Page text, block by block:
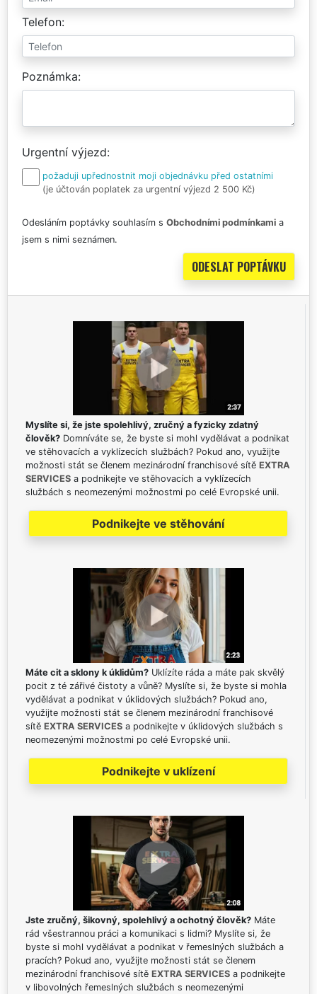
Telefon
Poznámka
Urgentní výjezd
požaduji upřednostnit moji objednávku před ostatními
(je účtován poplatek za urgentní výjezd 2 500 Kč)
Odesláním poptávky souhlasím s Obchodními podmínkami a
jsem s nimi seznámen.
Myslíte si, že jste spolehlivý, zručný a fyzicky zdatný
člověk? Domníváte se, že byste si mohl vydělávat a podnikat
ve stěhovacích a vyklízecích službách? Pokud ano, využijte
možnosti stát se členem mezinárodní franchisové sítě EXTRA
SERVICES a podnikejte ve stěhovacích a vyklízecích
službách s neomezenými možnostmi po celé Evropské unii.
Podnikejte ve stěhování
Máte cit a sklony k úklidům? Uklízíte ráda a máte pak skvělý
pocit z té zářivé čistoty a vůně? Myslíte si, že byste si mohla
vydělávat a podnikat v úklidových službách? Pokud ano,
využijte možnosti stát se členem mezinárodní franchisové
sítě EXTRA SERVICES a podnikejte v úklidových službách s
neomezenými možnostmi po celé Evropské unii.
Podnikejte v uklízení
Jste zručný, šikovný, spolehlivý a ochotný člověk? Máte
rád všestrannou práci a komunikaci s lidmi? Myslíte si, že
byste si mohl vydělávat a podnikat v řemeslných službách a
pracích? Pokud ano, využijte možnosti stát se členem
mezinárodní franchisové sítě EXTRA SERVICES a podnikejte
v libovolných řemeslných službách s neomezenými